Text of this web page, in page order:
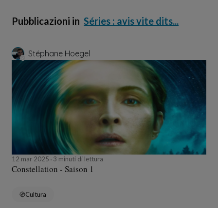
Pubblicazioni in Séries : avis vite dits...
Stéphane Hoegel
12 mar 2025 3 minuti di lettura
Constellation - Saison 1
Cultura